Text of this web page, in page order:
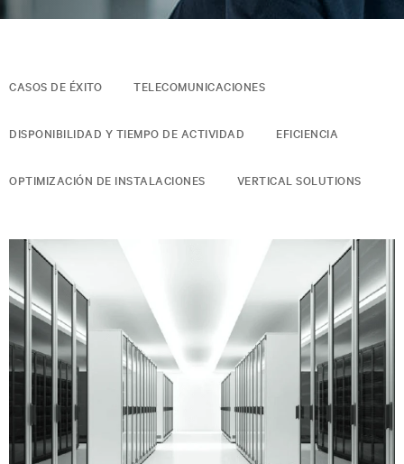
CASOS DE ÉXITO TELECOMUNICACIONES
DISPONIBILIDAD Y TIEMPO DE ACTIVIDAD EFICIENCIA
OPTIMIZACIÓN DE INSTALACIONES VERTICAL SOLUTIONS